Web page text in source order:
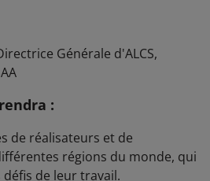
Générale d'ALCS,
:
de réalisateurs et de
régions du monde, qui
de leur travail.